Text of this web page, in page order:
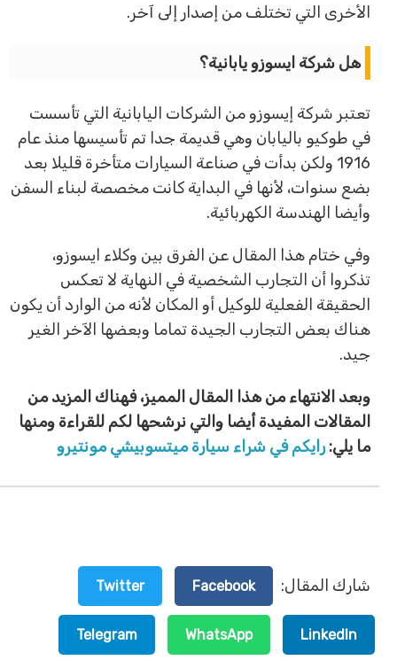
الأخرى التي تختلف من إصدار إلى آخر.
هل شركة ايسوزو يابانية؟
تعتبر شركة إيسوزو من الشركات اليابانية التي تأسست
في طوكيو باليابان وهي قديمة جدا تم تأسيسها منذ عام
1916 ولكن بدأت في صناعة السيارات متأخرة قليلا بعد
بضع سنوات، لأنها في البداية كانت مخصصة لبناء السفن
وأيضا الهندسة الكهربائية.
وفي ختام هذا المقال عن الفرق بين وكلاء ايسوزو،
تذكروا أن التجارب الشخصية في النهاية لا تعكس
الحقيقة الفعلية للوكيل أو المكان لأنه من الوارد أن يكون
هناك بعض التجارب الجيدة تماما وبعضها الآخر الغير
جيد.
وبعد الانتهاء من هذا المقال المميز، فهناك المزيد من
المقالات المفيدة أيضا والتي نرشحها لكم للقراءة ومنها
ما يلي:رايكم في شراء سيارة ميتسوبيشي مونتيرو
شارك المقال: Facebook
Twitter
LinkedIn
WhatsApp
Telegram